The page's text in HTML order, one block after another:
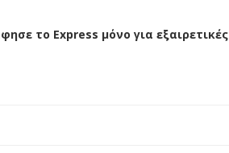
το Express μόνο για εξαιρετικές